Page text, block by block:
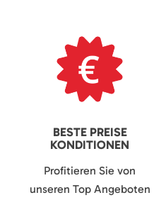
BESTE PREISE
KONDITIONEN
Profitieren Sie von
unseren Top Angeboten